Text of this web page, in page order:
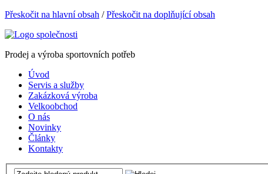
Přeskočit na hlavní obsah /Přeskočit na doplňující obsah
Prodej a výroba sportovních potřeb
Úvod
Servis a služby
Zakázková výroba
Velkoobchod
O nás
Novinky
Články
Kontakty